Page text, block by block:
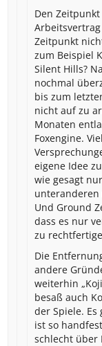
Den
Zeitpunkt
zum Beispiel
Silent Hills?
nochmal
bis zum
nicht auf zu
Monaten
Foxengine.
eigene Idee
wie gesagt
Und Ground
dass es nur
zu
Die
andere
weiterhin
besaß auch
der Spiele.
ist so
schlecht über